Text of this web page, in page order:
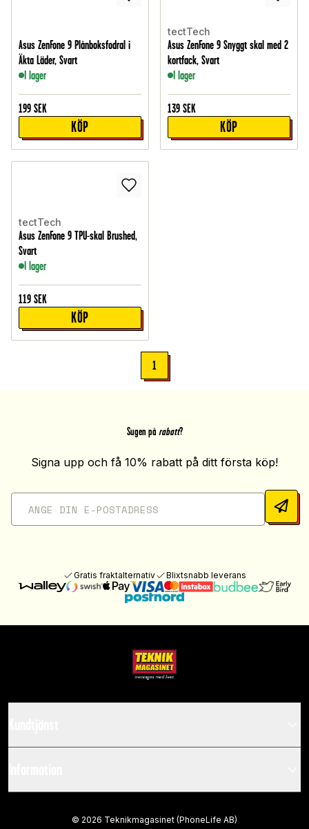
Asus ZenFone 9 Plånboksfodral i
Äkta Läder, Svart
I lager
199 SEK
KÖP
tectTech
Asus ZenFone 9 Snyggt skal med 2
kortfack, Svart
I lager
139 SEK
KÖP
tectTech
Asus ZenFone 9 TPU-skal Brushed,
Svart
I lager
119 SEK
KÖP
1
Sugen på rabatt?
Signa upp och få 10% rabatt på ditt första köp!
Gratis fraktalternativ Blixtsnabb leverans
© 2026 Teknikmagasinet (PhoneLife AB)